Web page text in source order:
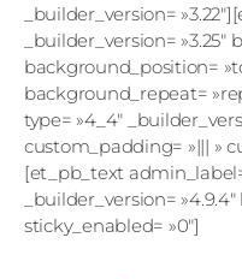
_builder_version=
_builder_version=
background_position=
background_repeat=
type= »4_4″
custom_padding= »||| »
[et_pb_text
_builder_version=
sticky_enabled= »0″]